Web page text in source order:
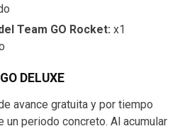
Team GO Rocket: x1
DELUXE
avance gratuita y por tiempo
un periodo concreto. Al acumular